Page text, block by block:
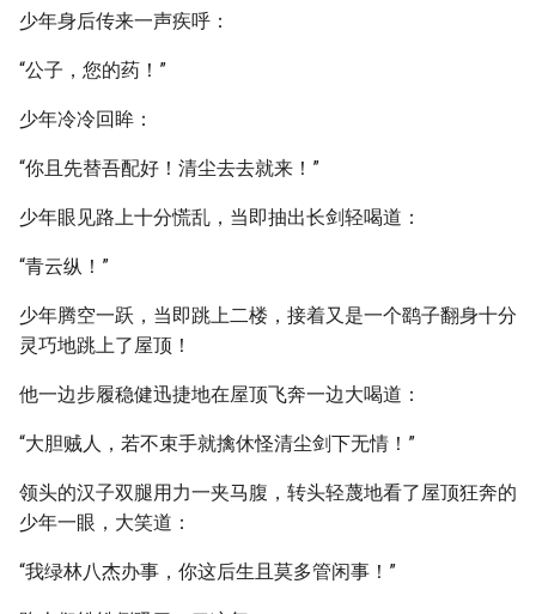
少年身后传来一声疾呼：
“公子，您的药！”
少年冷冷回眸：
“你且先替吾配好！清尘去去就来！”
少年眼见路上十分慌乱，当即抽出长剑轻喝道：
“青云纵！”
少年腾空一跃，当即跳上二楼，接着又是一个鹞子翻身十分
灵巧地跳上了屋顶！
他一边步履稳健迅捷地在屋顶飞奔一边大喝道：
“大胆贼人，若不束手就擒休怪清尘剑下无情！”
领头的汉子双腿用力一夹马腹，转头轻蔑地看了屋顶狂奔的
少年一眼，大笑道：
“我绿林八杰办事，你这后生且莫多管闲事！”